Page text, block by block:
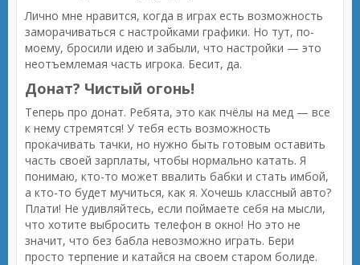
Лично мне нравится, когда в играх есть возможность
заморачиваться с настройками графики. Но тут, по-
моему, бросили идею и забыли, что настройки — это
неотъемлемая часть игрока. Бесит, да.
Донат? Чистый огонь!
Теперь про донат. Ребята, это как пчёлы на мед — все
к нему стремятся! У тебя есть возможность
прокачивать тачки, но нужно быть готовым оставить
часть своей зарплаты, чтобы нормально катать. Я
понимаю, кто-то может ввалить бабки и стать имбой,
а кто-то будет мучиться, как я. Хочешь классный авто?
Плати! Не удивляйтесь, если поймаете себя на мысли,
что хотите выбросить телефон в окно! Но это не
значит, что без бабла невозможно играть. Бери
просто терпение и катайся на своем старом болиде.